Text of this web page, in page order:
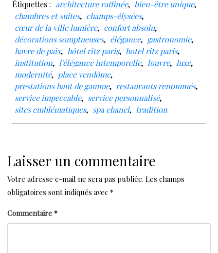
Étiquettes : architecture raffinée, bien-être unique,
chambres et suites, champs-élysées,
cœur de la ville lumière, confort absolu,
décorations somptueuses, élégance, gastronomie,
havre de paix, hôtel ritz paris, hotel ritz paris,
institution, l'élégance intemporelle, louvre, luxe,
modernité, place vendôme,
prestations haut de gamme, restaurants renommés,
service impeccable, service personnalisé,
sites emblématiques, spa chanel, tradition
Laisser un commentaire
Votre adresse e-mail ne sera pas publiée. Les champs
obligatoires sont indiqués avec *
Commentaire *